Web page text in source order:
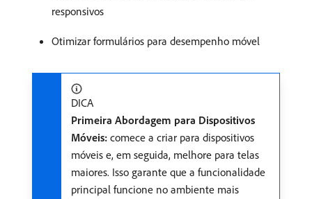
responsivos
Otimizar formulários para desempenho móvel
DICA
Primeira Abordagem para Dispositivos
Móveis: comece a criar para dispositivos
móveis e, em seguida, melhore para telas
maiores. Isso garante que a funcionalidade
principal funcione no ambiente mais